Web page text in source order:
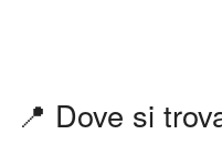
📍 Dove si